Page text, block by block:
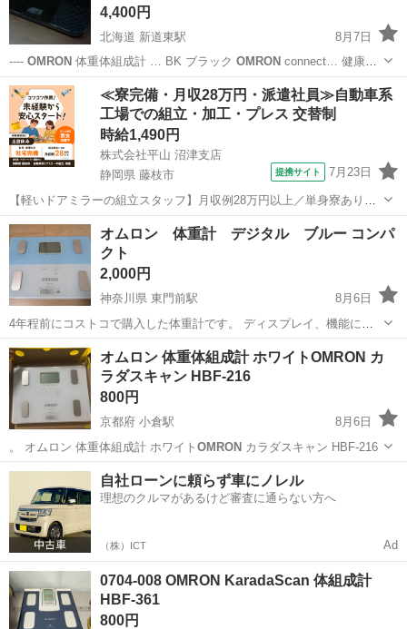
4,400円
北海道 新道東駅
8月7日
---- OMRON 体重体組成計 … BK ブラック OMRON connect… 健康管
理アプリ「OMRONconnect… 管理が可能なOMRONの体重体組成計
で…
北海道 札幌市 新道東駅 その他 OMRON
≪寮完備・月収28万円・派遣社員≫自動車系
工場での組立・加工・プレス 交替制
時給1,490円
株式会社平山 沼津支店
静岡県 藤枝市
提携サイト 7月23日
【軽いドアミラーの組立スタッフ】月収例28万円以上／単身寮あり／
年間休日121日／初めてさんも安心のカンタン作業 【未経験歓迎】軽
いドアミラーの組立スタッフ｜新設のキレイな工場◎男女活躍中！ 大
手自動車部品メーカーの新設工...
静岡 藤枝市
オムロン 体重計 デジタル ブルー コンパ
クト
2,000円
神奈川県 東門前駅
8月6日
4年程前にコストコで購入した体重計です。 ディスプレイ、機能に問
題ございません。 引越しのため、お譲りいたします。 ブラン
ド:Omron
色:ブルー 特徴:体脂肪測定/体組成測定 ディスプレイタイ
プ:デジタル 【サイズ】...
神奈川 川崎市 東門前駅 洗濯用品 体重計
オムロン 体重体組成計 ホワイトOMRON カ
ラダスキャン HBF-216
800円
京都府 小倉駅
8月6日
。 オムロン 体重体組成計 ホワイト OMRONカラダスキャン HBF-216
京都 宇治市 小倉駅 美容家電
自社ローンに頼らず車にノレル
理想のクルマがあるけど審査に通らない方へ
（株）ICT Ad
0704-008 OMRON KaradaScan 体組成計
HBF-361
800円